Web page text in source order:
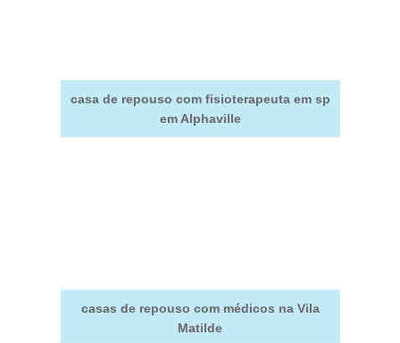
casa de repouso com fisioterapeuta em sp
em Alphaville
casas de repouso com médicos na Vila
Matilde